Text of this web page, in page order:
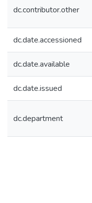
dc.contributor.other
dc.date.accessioned
dc.date.available
dc.date.issued
dc.department